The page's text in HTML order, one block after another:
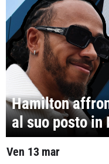
Hamilton
al suo posto in
Ven 13 mar